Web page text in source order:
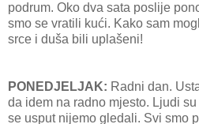
podrum. Oko dva sata poslije
smo se vratili kući. Kako sam
srce i duša bili uplašeni!
PONEDJELJAK: Radni dan.
da idem na radno mjesto. Ljudi su
se usput nijemo gledali. Svi smo